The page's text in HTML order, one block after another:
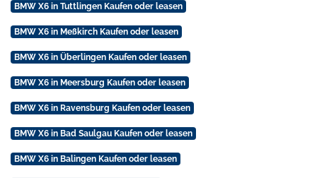
BMW X6 in Tuttlingen Kaufen oder leasen
BMW X6 in Meßkirch Kaufen oder leasen
BMW X6 in Überlingen Kaufen oder leasen
BMW X6 in Meersburg Kaufen oder leasen
BMW X6 in Ravensburg Kaufen oder leasen
BMW X6 in Bad Saulgau Kaufen oder leasen
BMW X6 in Balingen Kaufen oder leasen